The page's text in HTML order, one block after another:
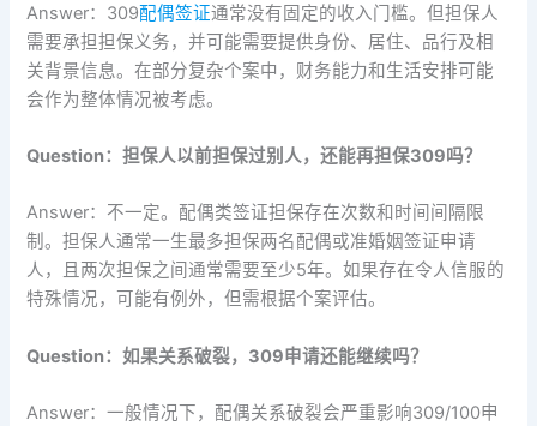
Answer：309配偶签证通常没有固定的收入门槛。但担保人
需要承担担保义务，并可能需要提供身份、居住、品行及相
关背景信息。在部分复杂个案中，财务能力和生活安排可能
会作为整体情况被考虑。
Question：担保人以前担保过别人，还能再担保309吗？
Answer：不一定。配偶类签证担保存在次数和时间间隔限
制。担保人通常一生最多担保两名配偶或准婚姻签证申请
人，且两次担保之间通常需要至少5年。如果存在令人信服的
特殊情况，可能有例外，但需根据个案评估。
Question：如果关系破裂，309申请还能继续吗？
Answer：一般情况下，配偶关系破裂会严重影响309/100申